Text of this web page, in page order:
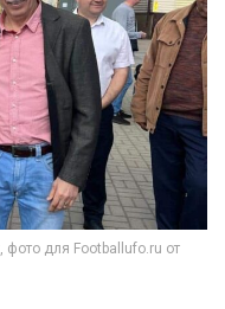
для Footballufo.ru от